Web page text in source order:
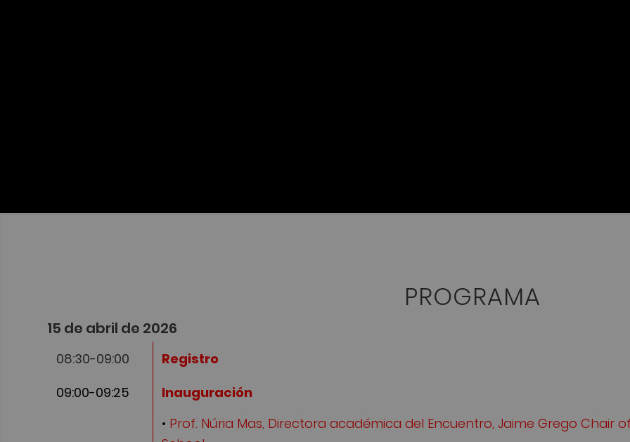
PROGRAMA
15 de abril de 2026
08:30-09:00
Registro
09:00-09:25
Inauguración
• Prof. Núria Mas, Directora académica del Encuentro, Jaime Grego Chair